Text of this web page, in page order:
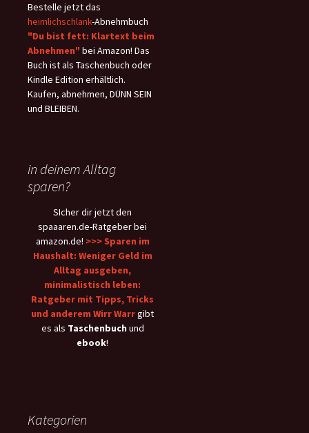
Bestelle jetzt das
heimlichschlank-Abnehmbuch
"Du bist fett: Klartext beim
Abnehmen" bei Amazon! Das
Buch ist als Taschenbuch oder
Kindle Edition erhältlich.
Kaufen, abnehmen, DÜNN SEIN
und BLEIBEN.
in deinem Alltag
sparen?
SIcher dir jetzt den
spaaaren.de-Ratgeber bei
amazon.de! >>> Sparen im
Haushalt: Weniger Geld im
Alltag ausgeben,
minimalistisch leben:
Ratgeber mit Tipps, Tricks
und anderem Wirr Warrgibt
es als Taschenbuch und
ebook!
Kategorien